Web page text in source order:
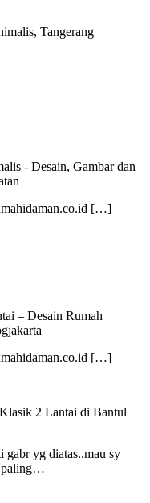
Tangerang
- Desain, Gambar dan
[…]
– Desain Rumah
[…]
2 Lantai di Bantul
gabr yg diatas..mau sy
paling…